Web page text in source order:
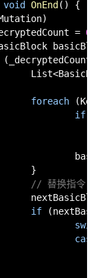
void OnEnd ()
{
= 0
foreach
if
// 替换指令
if
case